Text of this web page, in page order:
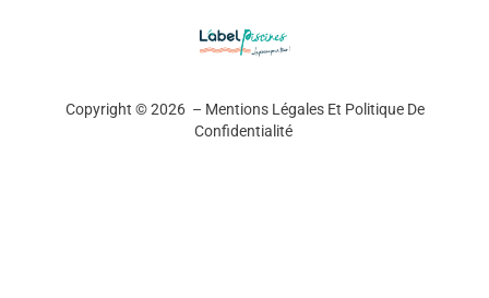
Copyright © 2026 – Mentions Légales Et Politique De
Confidentialité